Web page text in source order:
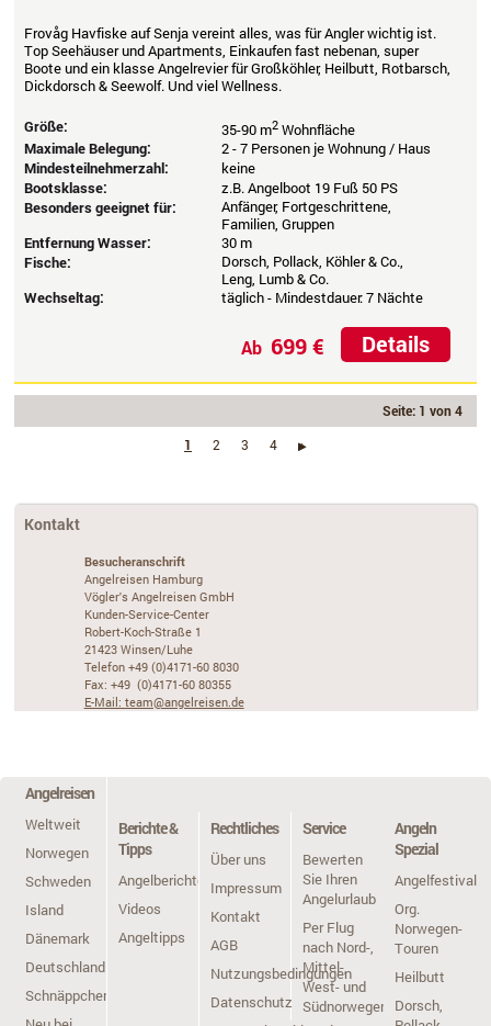
Frovåg Havfiske auf Senja vereint alles, was für Angler wichtig ist.
Top Seehäuser und Apartments, Einkaufen fast nebenan, super
Boote und ein klasse Angelrevier für Großköhler, Heilbutt, Rotbarsch,
Dickdorsch & Seewolf. Und viel Wellness.
Größe: 35-90 m2Wohnfläche
Maximale Belegung:
2 - 7 Personen je Wohnung / Haus
Mindesteilnehmerzahl:
keine
Bootsklasse:
z.B. Angelboot 19 Fuß 50 PS
Besonders geeignet für:
Anfänger, Fortgeschrittene,
Familien, Gruppen
Entfernung Wasser:
30 m
Fische:
Dorsch, Pollack, Köhler & Co.,
Leng, Lumb & Co.
Wechseltag:
täglich - Mindestdauer: 7 Nächte
Details
Ab 699 €
Seite: 1 von 4
1
2 3 4 ›
Kontakt
Besucheranschrift
Angelreisen Hamburg
Vögler's Angelreisen GmbH
Kunden-Service-Center
Robert-Koch-Straße 1
21423 Winsen/Luhe
Telefon +49 (0)4171-60 8030
Fax: +49 (0)4171-60 80355
E-Mail: team@angelreisen.de
Angelreisen
Weltweit
Norwegen
Schweden
Island
Dänemark
Deutschland
Schnäppchen
Angeln
Spezial
Angelfestivals
Org.
Norwegen-
Touren
Heilbutt
Dorsch,
Berichte &
Tipps
Angelberichte
Videos
Angeltipps
Service
Bewerten
Sie Ihren
Angelurlaub
Per Flug
nach Nord-,
Mittel-,
West- und
Südnorwegen
Rechtliches
Über uns
Impressum
Kontakt
AGB
Nutzungsbedingungen
Datenschutz